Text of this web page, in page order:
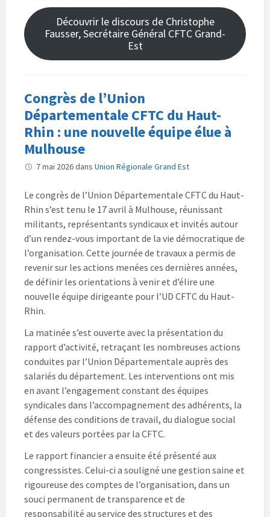
Découvrir le discours de Christophe
Fausser, Secrétaire Général CFTC Grand-
Est
Congrès de l’Union
Départementale CFTC du Haut-
Rhin : une nouvelle équipe élue à
Mulhouse
7 mai 2026dans Union Régionale Grand Est
Le congrès de l’Union Départementale CFTC du Haut-
Rhin s’est tenu le 17 avril à Mulhouse, réunissant
militants, représentants syndicaux et invités autour
d’un rendez-vous important de la vie démocratique de
l’organisation. Cette journée de travaux a permis de
revenir sur les actions menées ces dernières années,
de définir les orientations à venir et d’élire une
nouvelle équipe dirigeante pour l’UD CFTC du Haut-
Rhin.
La matinée s’est ouverte avec la présentation du
rapport d’activité, retraçant les nombreuses actions
conduites par l’Union Départementale auprès des
salariés du département. Les interventions ont mis
en avant l’engagement constant des équipes
syndicales dans l’accompagnement des adhérents, la
défense des conditions de travail, du dialogue social
et des valeurs portées par la CFTC.
Le rapport financier a ensuite été présenté aux
congressistes. Celui-ci a souligné une gestion saine et
rigoureuse des comptes de l’organisation, dans un
souci permanent de transparence et de
responsabilité au service des structures et des